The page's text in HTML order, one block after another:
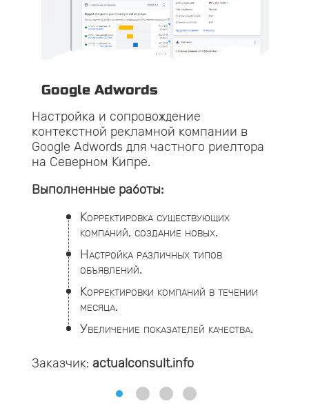
Google Adwords
Настройка и сопровождение
контекстной рекламной компании в
Google Adwords для частного риелтора
на Северном Кипре.
Выполненные работы:
Корректировка существующих
компаний, создание новых.
Настройка различных типов
объявлений.
Корректировки компаний в течении
месяца.
Увеличение показателей качества.
Заказчик: actualconsult.info